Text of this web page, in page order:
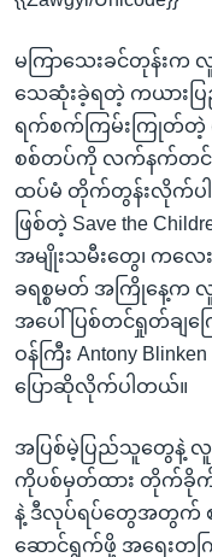
မကြာသေးခင်တုန်းက
သေဆုံးခဲ့ရတဲ့ ကယားပြ
ရက်စက်ကြမ်းကြုတ်
စစ်တပ်ကို လက်နက်တင်ပို့
ထပ်မံ တိုက်တွန်းလိုက်ပ
ဖြစ်တဲ့ Save the
အမျိုးသမီးတွေ၊ ကလေ
ခရစ္စမတ် အကြိုနေ့
အပေါ် ပြစ်တင်ရှုတ်ချက
ဝန်ကြီး Antony
ပြောဆိုလိုက်ပါတယ်။
အပြစ်မဲ့ပြည်သူတွေနဲ့ လူ
ကိုပစ်မှတ်ထား တိုက်ခိုက်
နဲ့ ဒီလုပ်ရပ်တွေအတွက် စ
ဆောင်ရွက်ဖို့ အရေးတ